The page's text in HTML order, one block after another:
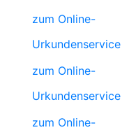
zum Online-
Urkundenservice
zum Online-
Urkundenservice
zum Online-